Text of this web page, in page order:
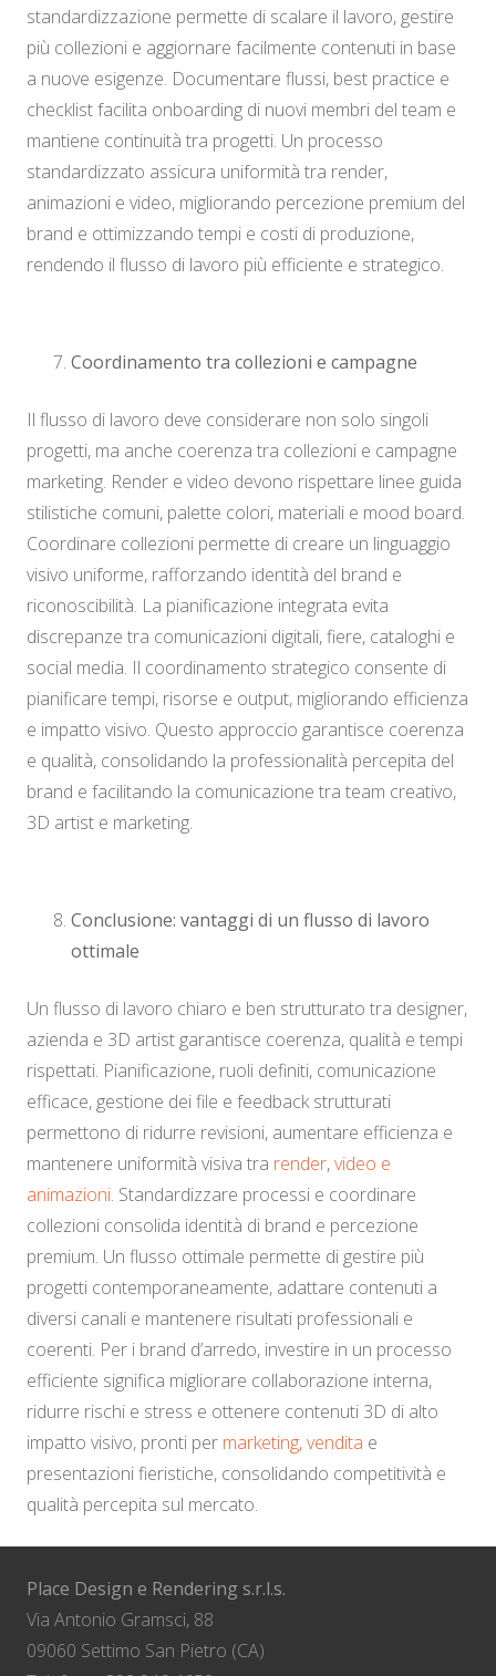
standardizzazione permette di scalare il lavoro, gestire
più collezioni e aggiornare facilmente contenuti in base
a nuove esigenze. Documentare flussi, best practice e
checklist facilita onboarding di nuovi membri del team e
mantiene continuità tra progetti. Un processo
standardizzato assicura uniformità tra render,
animazioni e video, migliorando percezione premium del
brand e ottimizzando tempi e costi di produzione,
rendendo il flusso di lavoro più efficiente e strategico.
Coordinamento tra collezioni e campagne
Il flusso di lavoro deve considerare non solo singoli
progetti, ma anche coerenza tra collezioni e campagne
marketing. Render e video devono rispettare linee guida
stilistiche comuni, palette colori, materiali e mood board.
Coordinare collezioni permette di creare un linguaggio
visivo uniforme, rafforzando identità del brand e
riconoscibilità. La pianificazione integrata evita
discrepanze tra comunicazioni digitali, fiere, cataloghi e
social media. Il coordinamento strategico consente di
pianificare tempi, risorse e output, migliorando efficienza
e impatto visivo. Questo approccio garantisce coerenza
e qualità, consolidando la professionalità percepita del
brand e facilitando la comunicazione tra team creativo,
3D artist e marketing.
Conclusione: vantaggi di un flusso di lavoro
ottimale
Un flusso di lavoro chiaro e ben strutturato tra designer,
azienda e 3D artist garantisce coerenza, qualità e tempi
rispettati. Pianificazione, ruoli definiti, comunicazione
efficace, gestione dei file e feedback strutturati
permettono di ridurre revisioni, aumentare efficienza e
mantenere uniformità visiva tra render,video e
animazioni. Standardizzare processi e coordinare
collezioni consolida identità di brand e percezione
premium. Un flusso ottimale permette di gestire più
progetti contemporaneamente, adattare contenuti a
diversi canali e mantenere risultati professionali e
coerenti. Per i brand d’arredo, investire in un processo
efficiente significa migliorare collaborazione interna,
ridurre rischi e stress e ottenere contenuti 3D di alto
impatto visivo, pronti per marketing, vendita e
presentazioni fieristiche, consolidando competitività e
qualità percepita sul mercato.
Place Design e Rendering s.r.l.s.
Via Antonio Gramsci, 88
09060 Settimo San Pietro (CA)